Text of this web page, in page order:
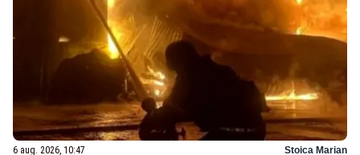
6 aug. 2026, 10:47 Stoica Marian